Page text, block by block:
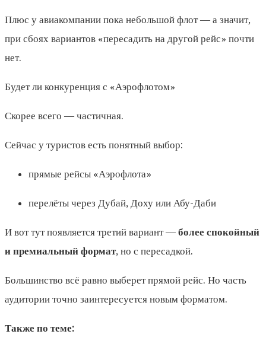
Плюс у авиакомпании пока небольшой флот — а значит,
при сбоях вариантов «пересадить на другой рейс» почти
нет.
Будет ли конкуренция с «Аэрофлотом»
Скорее всего — частичная.
Сейчас у туристов есть понятный выбор:
прямые рейсы «Аэрофлота»
перелёты через Дубай, Доху или Абу-Даби
И вот тут появляется третий вариант — более спокойный
и премиальный формат, но с пересадкой.
Большинство всё равно выберет прямой рейс. Но часть
аудитории точно заинтересуется новым форматом.
Также по теме: